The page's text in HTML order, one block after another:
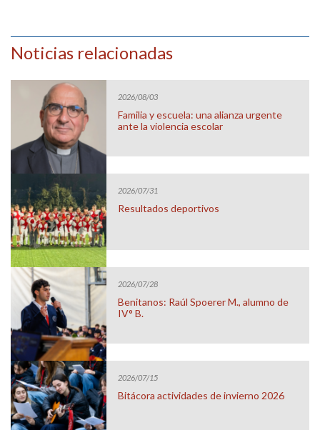
Noticias relacionadas
2026/08/03
Familia y escuela: una alianza urgente
ante la violencia escolar
2026/07/31
Resultados deportivos
2026/07/28
Benitanos: Raúl Spoerer M., alumno de
IV° B.
2026/07/15
Bitácora actividades de invierno 2026